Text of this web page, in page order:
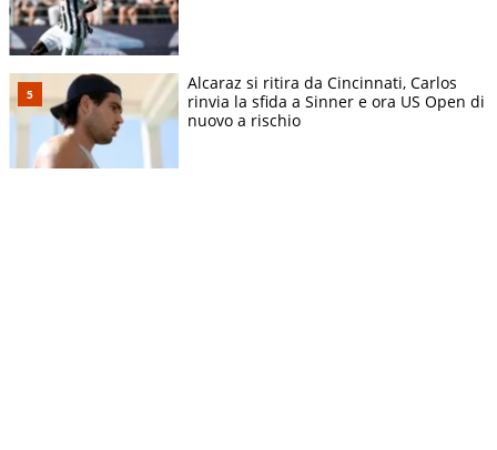
Alcaraz si ritira da Cincinnati, Carlos
rinvia la sfida a Sinner e ora US Open di
nuovo a rischio